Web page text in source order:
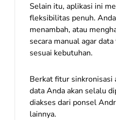
Selain itu, aplikasi ini
fleksibilitas penuh.
menambah, atau
secara manual agar
sesuai kebutuhan.
Berkat fitur sinkronisasi
data Anda akan selalu
diakses dari ponsel
lainnya.